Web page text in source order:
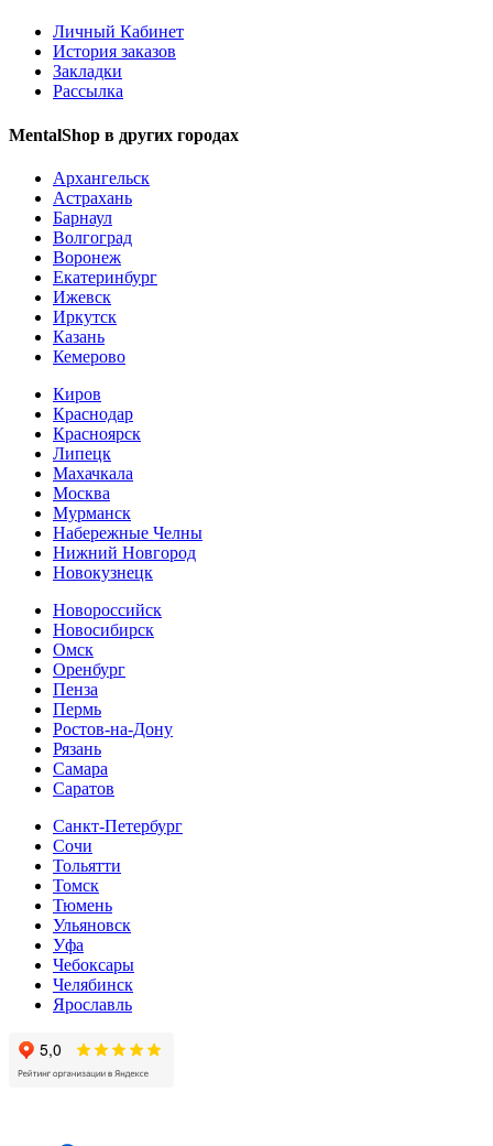
Личный Кабинет
История заказов
Закладки
Рассылка
MentalShop в других городах
Архангельск
Астрахань
Барнаул
Волгоград
Воронеж
Екатеринбург
Ижевск
Иркутск
Казань
Кемерово
Киров
Краснодар
Красноярск
Липецк
Махачкала
Москва
Мурманск
Набережные Челны
Нижний Новгород
Новокузнецк
Новороссийск
Новосибирск
Омск
Оренбург
Пенза
Пермь
Ростов-на-Дону
Рязань
Самара
Cаратов
Санкт-Петербург
Сочи
Тольятти
Томск
Тюмень
Ульяновск
Уфа
Чебоксары
Челябинск
Ярославль